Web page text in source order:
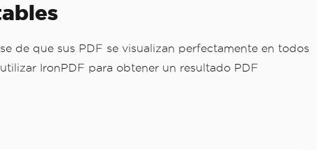
de que sus PDF se visualizan perfectamente en todos
IronPDF para obtener un resultado PDF